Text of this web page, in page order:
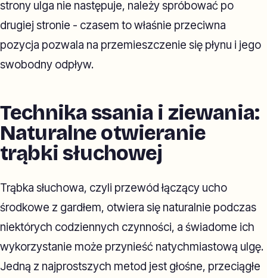
strony ulga nie następuje, należy spróbować po
drugiej stronie - czasem to właśnie przeciwna
pozycja pozwala na przemieszczenie się płynu i jego
swobodny odpływ.
Technika ssania i ziewania:
Naturalne otwieranie
trąbki słuchowej
Trąbka słuchowa, czyli przewód łączący ucho
środkowe z gardłem, otwiera się naturalnie podczas
niektórych codziennych czynności, a świadome ich
wykorzystanie może przynieść natychmiastową ulgę.
Jedną z najprostszych metod jest głośne, przeciągłe